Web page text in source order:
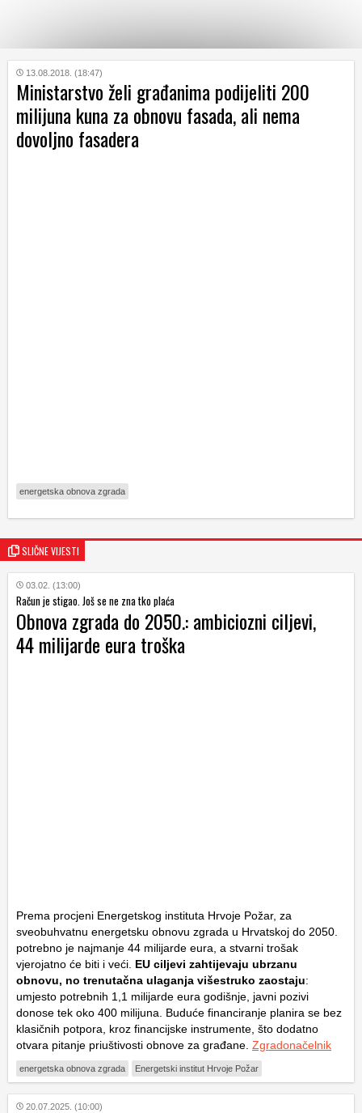
KATEGORIJE
HRVATSKI
WEB
13.08.2018. (18:47)
Ministarstvo želi građanima podijeliti 200
milijuna kuna za obnovu fasada, ali nema
dovoljno fasadera
energetska obnova zgrada
SLIČNE VIJESTI
03.02. (13:00)
Račun je stigao. Još se ne zna tko plaća
Obnova zgrada do 2050.: ambiciozni ciljevi,
44 milijarde eura troška
Prema procjeni Energetskog instituta Hrvoje Požar, za
sveobuhvatnu energetsku obnovu zgrada u Hrvatskoj do 2050.
potrebno je najmanje 44 milijarde eura, a stvarni trošak
vjerojatno će biti i veći. EU ciljevi zahtijevaju ubrzanu
obnovu, no trenutačna ulaganja višestruko zaostaju:
umjesto potrebnih 1,1 milijarde eura godišnje, javni pozivi
donose tek oko 400 milijuna. Buduće financiranje planira se bez
klasičnih potpora, kroz financijske instrumente, što dodatno
otvara pitanje priuštivosti obnove za građane. Zgradonačelnik
energetska obnova zgrada Energetski institut Hrvoje Požar
20.07.2025. (10:00)